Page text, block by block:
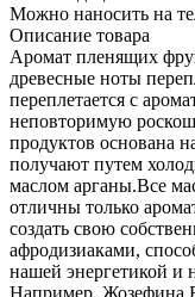
Можно наносить на
Описание товара
Аромат пленящих
древесные ноты
переплетается с
неповторимую
продуктов основана
получают путем
маслом арганы.Все
отличны только
создать свою
афродизиаками,
нашей энергетикой и
Например, Жозефина